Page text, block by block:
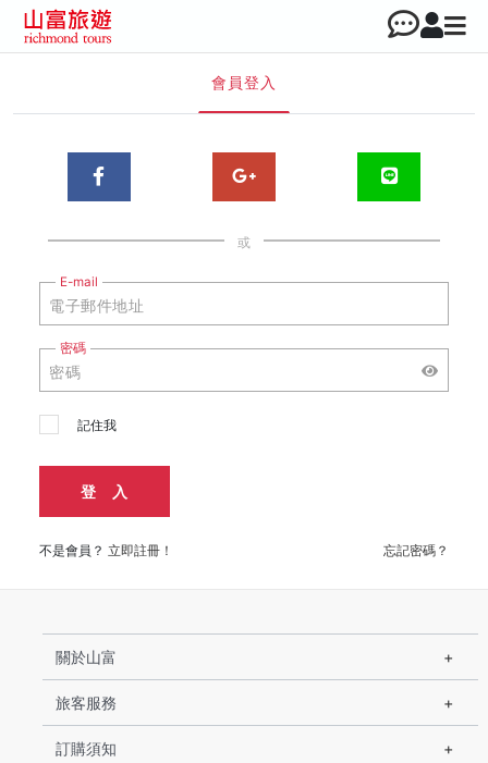
會員登入
或
E-mail
密碼
記住我
登 入
不是會員？ 立即註冊！ 忘記密碼？
關於山富
旅客服務
訂購須知